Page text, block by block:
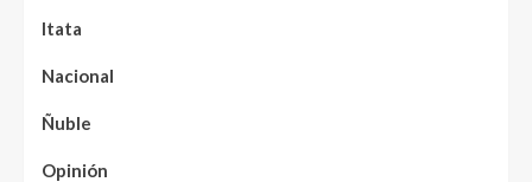
Itata
Nacional
Ñuble
Opinión